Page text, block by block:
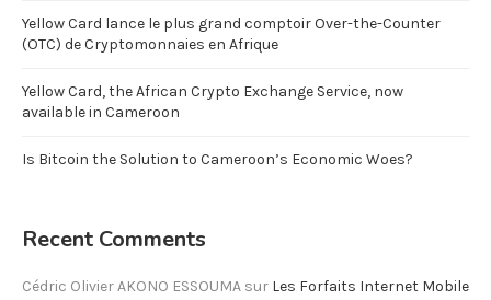
Yellow Card lance le plus grand comptoir Over-the-Counter
(OTC) de Cryptomonnaies en Afrique
Yellow Card, the African Crypto Exchange Service, now
available in Cameroon
Is Bitcoin the Solution to Cameroon’s Economic Woes?
Recent Comments
Cédric Olivier AKONO ESSOUMA sur Les Forfaits Internet Mobile